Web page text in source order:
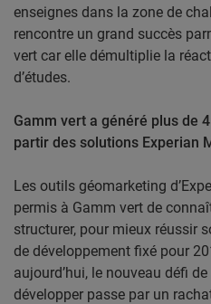
enseignes dans la zone de
rencontre un grand succès
vert car elle démultiplie la
d’études.
Gamm vert a généré plus de
partir des solutions Experian
Les outils géomarketing
permis à Gamm vert de
structurer, pour mieux réussir
de développement fixé pour
aujourd’hui, le nouveau défi
développer passe par un